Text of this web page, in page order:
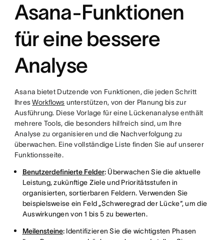
Asana-Funktionen
für eine bessere
Analyse
Asana bietet Dutzende von Funktionen, die jeden Schritt
IhresWorkflows unterstützen, von der Planung bis zur
Ausführung. Diese Vorlage für eine Lückenanalyse enthält
mehrere Tools, die besonders hilfreich sind, um Ihre
Analyse zu organisieren und die Nachverfolgung zu
überwachen. Eine vollständige Liste finden Sie auf unserer
Funktionsseite.
Benutzerdefinierte Felder: Überwachen Sie die aktuelle
Leistung, zukünftige Ziele und Prioritätsstufen in
organisierten, sortierbaren Feldern. Verwenden Sie
beispielsweise ein Feld „Schweregrad der Lücke“, um die
Auswirkungen von 1 bis 5 zu bewerten.
Meilensteine: Identifizieren Sie die wichtigsten Phasen